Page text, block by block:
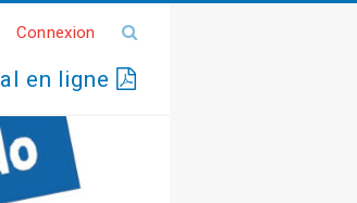
Connexion
en ligne